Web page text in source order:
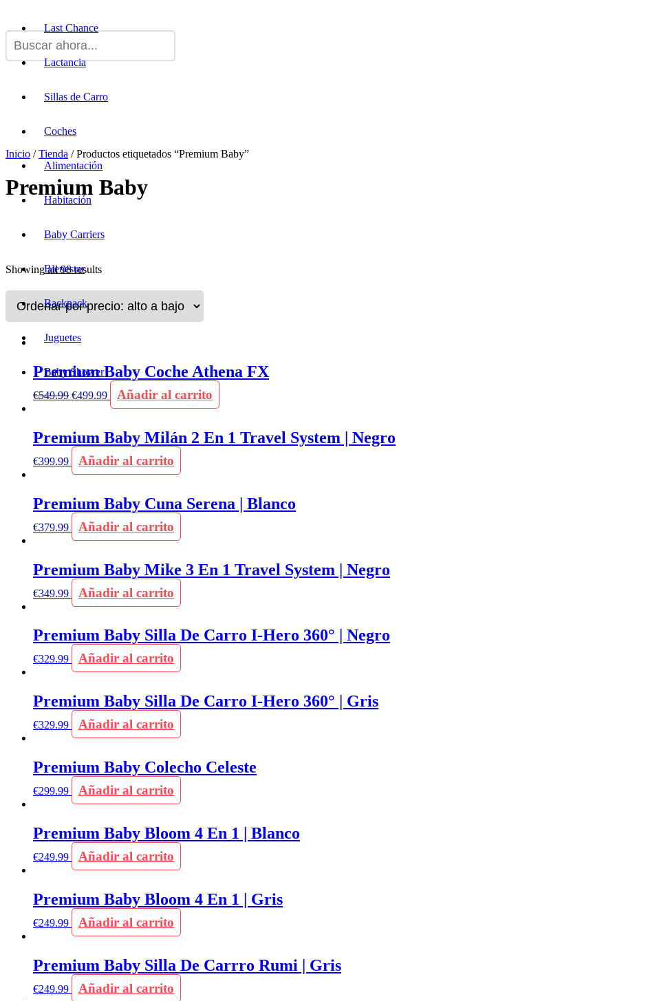
Last Chance
Lactancia
Sillas de Carro
Coches
Alimentación
Habitación
Baby Carriers
Bienestar
Backpack
Juguetes
Baby Shower
Inicio /Tienda / Productos etiquetados “Premium Baby”
Premium Baby
Showing all 98 results
Premium Baby Coche Athena FX
€549.99 €499.99 Añadir al carrito
Premium Baby Milán 2 En 1 Travel System | Negro
€399.99 Añadir al carrito
Premium Baby Cuna Serena | Blanco
€379.99 Añadir al carrito
Premium Baby Mike 3 En 1 Travel System | Negro
€349.99 Añadir al carrito
Premium Baby Silla De Carro I-Hero 360° | Negro
€329.99 Añadir al carrito
Premium Baby Silla De Carro I-Hero 360° | Gris
€329.99 Añadir al carrito
Premium Baby Colecho Celeste
€299.99 Añadir al carrito
Premium Baby Bloom 4 En 1 | Blanco
€249.99 Añadir al carrito
Premium Baby Bloom 4 En 1 | Gris
€249.99 Añadir al carrito
Premium Baby Silla De Carrro Rumi | Gris
€249.99 Añadir al carrito